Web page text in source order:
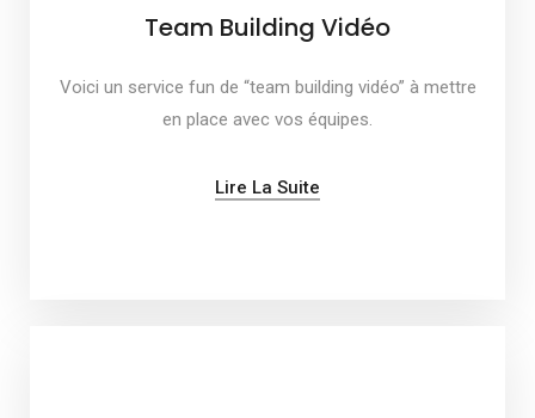
Team Building Vidéo
Voici un service fun de “team building vidéo” à mettre
en place avec vos équipes.
Lire La Suite